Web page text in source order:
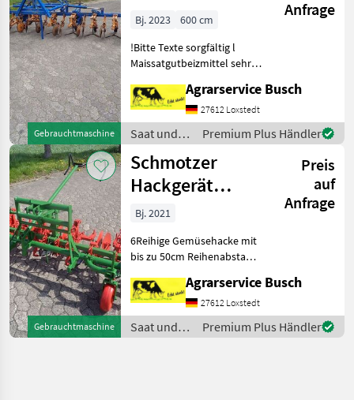
Gebrauchtmaschine
Fronthacke/Heckhacke
mit Va
Anfrage
Bj. 2023
600 cm
!Bitte Texte sorgfältig l
Maissatgutbeizmittel sehr
Vogelfraß.Fibl gelistet siehe
nkssr formel+ ist die
informationsseite nkssr de
Für alle Bi
Agrarservice Busch
27612 Loxstedt
Saat und
Pflege /
Schmotzer
Premium Plus Händler
Gebrauchtmaschine
Schmotzer
Hackgerät
6Reihig mit
Gänsefußscharen
Hackschutz
Preis
auf
Anfrage
Bj. 2021
6Reihige Gemüsehacke mit
bis zu 50cm Reihenabstand
optional reihig
Exaktsteuerung zum
optimalen Hackerfolg
Agrarservice Busch
27612 Loxstedt
Saat und
Pflege /
Premium Plus Händler